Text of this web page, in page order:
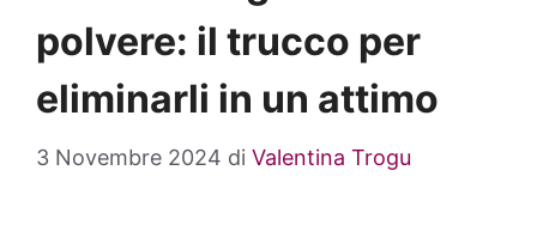
polvere: il trucco per
eliminarli in un attimo
3 Novembre 2024 di Valentina Trogu